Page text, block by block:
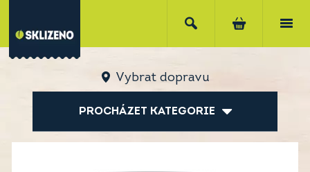
Vybrat dopravu
PROCHÁZET KATEGORIE